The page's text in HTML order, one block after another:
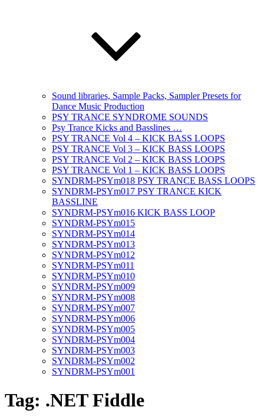
Sound libraries, Sample Packs, Sampler Presets for
Dance Music Production
PSY TRANCE SYNDROME SOUNDS
Psy Trance Kicks and Basslines …
PSY TRANCE Vol 4 – KICK BASS LOOPS
PSY TRANCE Vol 3 – KICK BASS LOOPS
PSY TRANCE Vol 2 – KICK BASS LOOPS
PSY TRANCE Vol 1 – KICK BASS LOOPS
SYNDRM-PSYm018 PSY TRANCE BASS LOOPS
SYNDRM-PSYm017 PSY TRANCE KICK
BASSLINE
SYNDRM-PSYm016 KICK BASS LOOP
SYNDRM-PSYm015
SYNDRM-PSYm014
SYNDRM-PSYm013
SYNDRM-PSYm012
SYNDRM-PSYm011
SYNDRM-PSYm010
SYNDRM-PSYm009
SYNDRM-PSYm008
SYNDRM-PSYm007
SYNDRM-PSYm006
SYNDRM-PSYm005
SYNDRM-PSYm004
SYNDRM-PSYm003
SYNDRM-PSYm002
SYNDRM-PSYm001
Tag: .NET Fiddle